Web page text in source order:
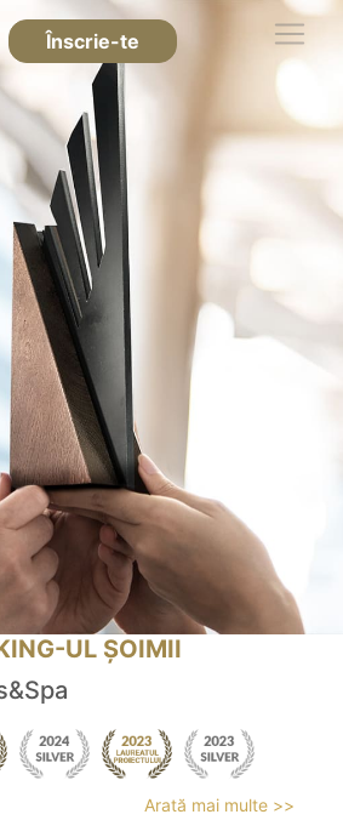
Înscrie-te
UL ȘOIMII
Arată mai multe >>